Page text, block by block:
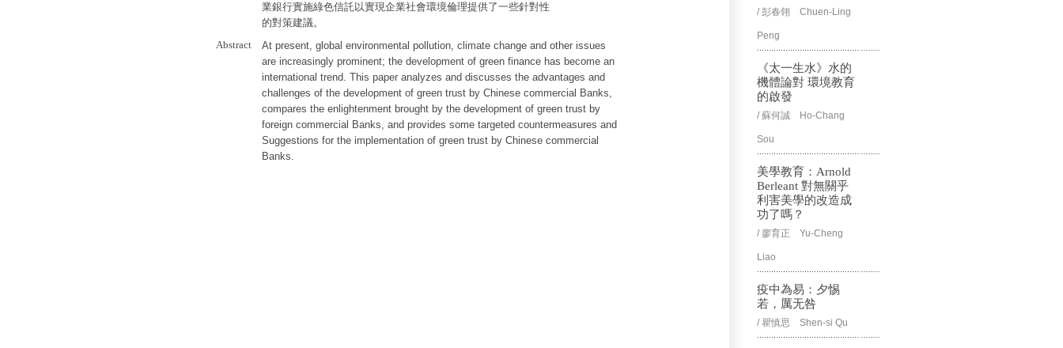
業銀行實施綠色信託以實現企業社會環境倫理提供了一些針對性
的對策建議。
Abstract
At present, global environmental pollution, climate change and other issues
are increasingly prominent; the development of green finance has become an
international trend. This paper analyzes and discusses the advantages and
challenges of the development of green trust by Chinese commercial Banks,
compares the enlightenment brought by the development of green trust by
foreign commercial Banks, and provides some targeted countermeasures and
Suggestions for the implementation of green trust by Chinese commercial
Banks.
/ 彭春翎 Chuen-Ling
Peng
《太一生水》水的
機體論對 環境教育
的啟發
/ 蘇何誠 Ho-Chang
Sou
美學教育：Arnold
Berleant 對無關乎
利害美學的改造成
功了嗎？
/ 廖育正 Yu-Cheng
Liao
疫中為易：夕惕
若，厲无咎
/ 瞿慎思 Shen-si Qu